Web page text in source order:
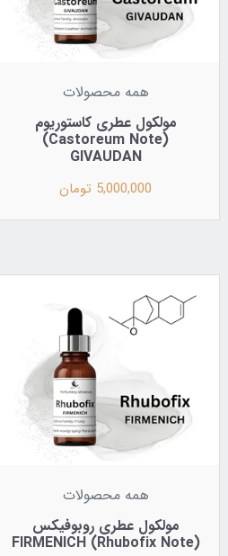
همه محصولات
مولکول عطری کاستوریوم
(Castoreum Note)
GIVAUDAN
5,000,000 تومان
همه محصولات
مولکول عطری روبوفیکس
(Rhubofix Note) FIRMENICH